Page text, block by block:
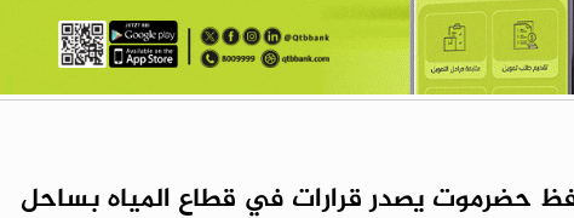
حضرموت يصدر قرارات في قطاع المياه بساحل